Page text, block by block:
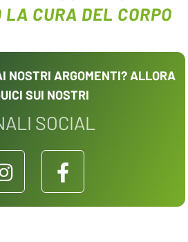
CURA DEL CORPO
NOSTRI ARGOMENTI? ALLORA
SUI NOSTRI
SOCIAL